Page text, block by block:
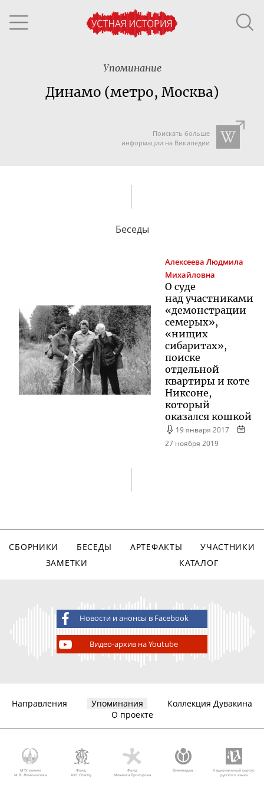
Упоминание
Динамо (метро, Москва)
Поискать больше
информации на Википедии
Беседы
Алексеева Людмила
Михайловна
О суде
над участниками
«демонстрации
семерых»,
«нищих
сибаритах»,
поиске
отдельной
квартиры и коте
Никсоне,
который
оказался кошкой
19 января 2017
27 ноября 2019
СБОРНИКИ БЕСЕДЫ АРТЕФАКТЫ
УЧАСТНИКИ
ЗАМЕТКИ
КАТАЛОГ
Новости и анонсы в Facebook
Видео-архив на Youtube
Направления Упоминания
Коллекция Дувакина
О проекте
МГУ имени
М.В. Ломоносова
Фонд
AVC Charity
Фонд
Михаила Прохорова
Викимедиа
Национальный корпус
русского языка